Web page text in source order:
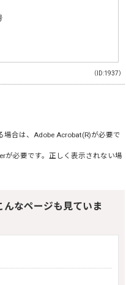
（ID:1937）
場合は、Adobe Acrobat(R)が必要で
が必要です。正しく表示されない場
んなページも見ていま